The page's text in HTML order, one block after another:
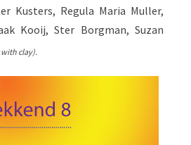
Kusters, Regula Maria Muller,
Kooij, Ster Borgman, Suzan
clay).